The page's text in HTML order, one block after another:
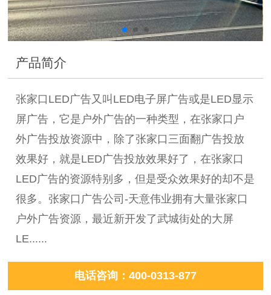
产品简介
张家口LED广告又叫LED电子屏广告或是LED显示
屏广告，它是户外广告的一种类型，在张家口户
外广告投放资源中，除了张家口三面翻广告投放
效果好，就是LED广告投放效果好了，在张家口
LED广告的资源特别多，但是受众效果好的却不是
很多。张家口广告公司-天意伟业拥有大量张家口
户外广告资源，最近新开发了武城街处的大屏
LE......
电话咨询：400-0313-877